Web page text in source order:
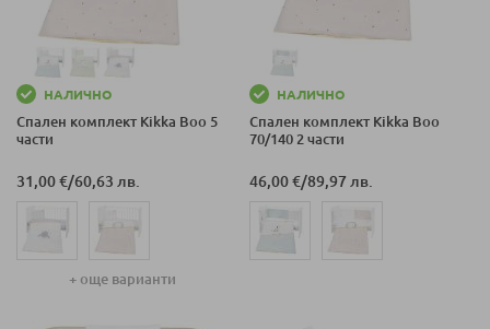
НАЛИЧНО
Спален комплект Kikka Boo 5
части
31,00 €/60,63 лв.
+ още варианти
НАЛИЧНО
Спален комплект Kikka Boo
70/140 2 части
46,00 €/89,97 лв.